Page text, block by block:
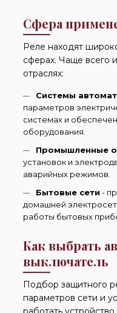
Сфера
Реле находят
сферах. Чаще всего
отраслях:
Системы
параметров
системах и
оборудования.
Промышленные
установок и
аварийных режимов.
Бытовые сети -
домашней
работы бытовых
Как выбрать
выключатель
Подбор защитного
параметров сети и